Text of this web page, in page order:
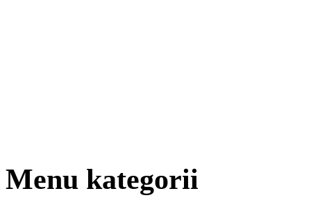
Menu kategorii